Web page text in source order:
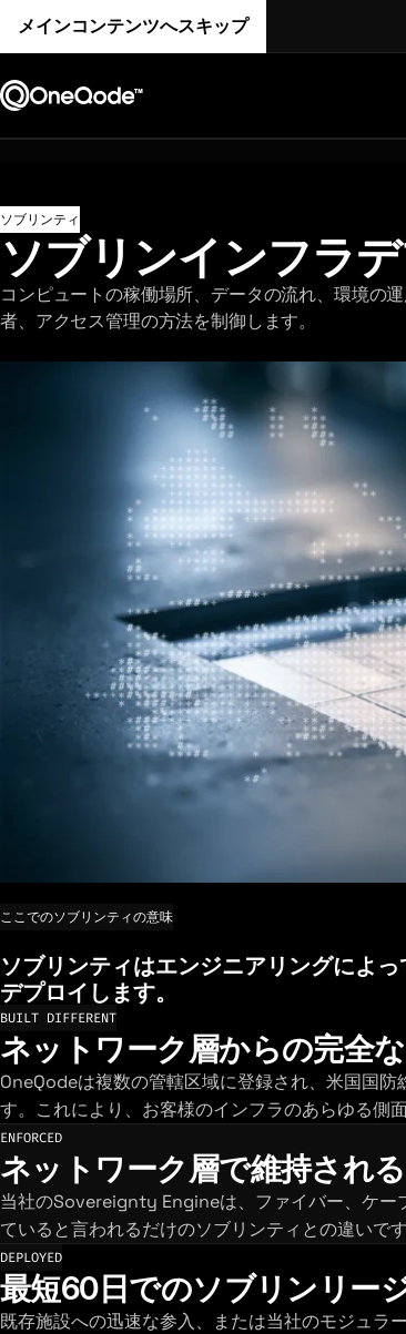
メインコンテンツへスキップ
ソブリンティ
ソブリンインフラ
コンピュートの稼働場所、データの流れ、環境の
者、アクセス管理の方法を制御します。
ここでのソブリンティの意味
ソブリンティはエンジニアリングによ
ソブリンティはエンジニアリングによ
デプロイします。
BUILT DIFFERENT
ネットワーク層からの完全な
OneQodeは複数の管轄区域に登録され、米国国
す。これにより、お客様のインフラのあらゆる側
ENFORCED
ネットワーク層で維持され
当社のSovereignty Engineは、ファイバー、ケー
ていると言われるだけのソブリンティとの違いです
DEPLOYED
最短60日でのソブリンリー
既存施設への迅速な参入、または当社のモジュラ